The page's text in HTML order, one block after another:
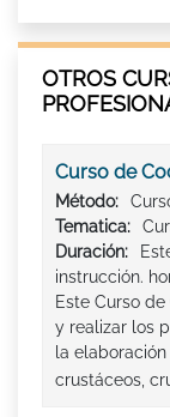
OTROS
Curso de
Método:
Tematica:
Duración:
instrucción.
Este Curso
y realizar los
la
crustáceos,